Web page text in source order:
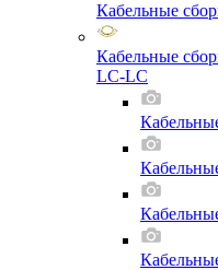
Кабельные
Кабельные
LC-LC